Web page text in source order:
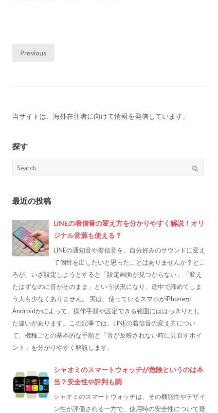
Posts
Previous
当サイトは、海外在住者に向けて情報を発信しています。
探す
Search
最近の投稿
LINEの着信音の変え方を分かりやすく解説！オリ
ジナル音源も使える？
LINEの通知音や着信音を、自分好みのサウンドに変え
て個性を出したいと思ったことはありませんか？とこ
ろが、いざ設定しようとすると「設定画面が見つからない」「変え
たはずなのに音がそのまま」という状況になり、途中で諦めてしま
う人も少なくありません。 実は、使っているスマホがiPhoneか
Androidかによって、操作手順や設定できる範囲にははっきりとし
た違いがあります。この記事では、LINEの着信音の変え方につい
て、機種ごとの基本的な手順と「音が反映されない時に見直すポイ
ント」を分かりやすく解説します。
シャオミのスマートウォッチが危険というのは本
当？安全性や評判も調
シャオミのスマートウォッチは、その機能性やデザイ
ン性が評価される一方で、使用時の安全性について疑